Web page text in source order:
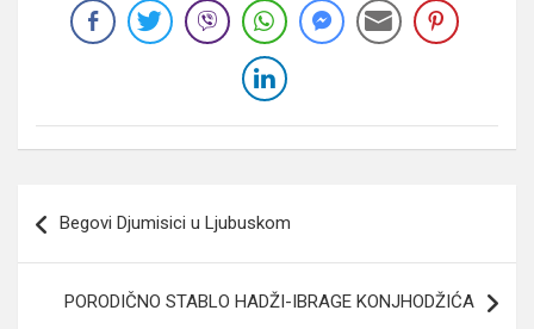
članaka
Begovi Djumisici u Ljubuskom
PORODIČNO STABLO HADŽI-IBRAGE KONJHODŽIĆA